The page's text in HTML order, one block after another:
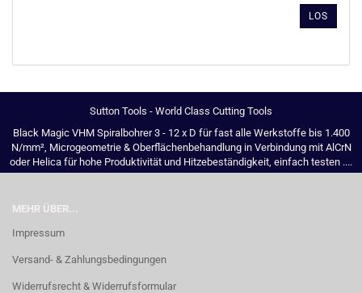
EIN.
LOS
Sutton Tools - World Class Cutting Tools
Black Magic VHM Spiralbohrer 3 - 12 x D für fast alle Werkstoffe bis 1.400
N/mm², Microgeometrie & Oberflächenbehandlung in Verbindung mit AlCrN
oder Helica für hohe Produktivität und Hitzebeständigkeit, einfach testen ....
MEHR ÜBER...
Impressum
Versand- & Zahlungsbedingungen
Widerrufsrecht & Widerrufsformular